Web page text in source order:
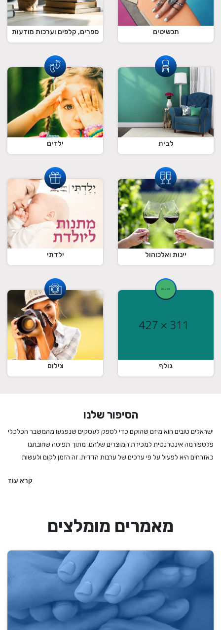
תכשיטים ספרים, קלפים וערכות מודעות
לבית ילדים
יינות ואלכוהול ילדתי
גולף צילום
הסיפור שלנו
ישראלים טובים הוא מיזם שהוקם כדי לספק לעסקים שנפגעו מהמשבר הכלכלי
פלטפורמה אינטרנטית למכירת המוצרים שלהם, מתוך תפיסה שחובתנו
כאזרחים היא לפעול על פי ערכים של ערבות הדדית. זה הזמן לקום ולעשות
או משוזרת פרחים, להזמין הרצאה או הופעה, להתפנק במסעדה שמתמודדת
מעדיפים את העסקים הקטנים והבינוניים, את העצמאים והעצמאיות, וכמובן את
הדברים המיוחדים שיש לנו הישראלים להציע
קרא עוד
מאמרים מומלצים